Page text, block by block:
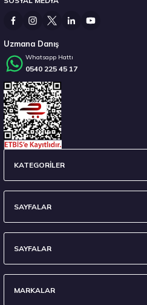
14.267,00 ₺
Stokta 12 Adet
Uzmana Danış
Whatsapp Hattı
0540 225 45 17
KATEGORİLER
SAYFALAR
SAYFALAR
MARKALAR